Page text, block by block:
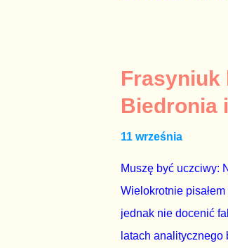
projekty ustaw
lipcowych wet do
kosztem władzy
sądami, a Duda 0%.
Frasyniuk
Biedronia
11 września
Muszę być uczciwy:
Wielokrotnie
jednak nie docenić
latach analitycznego